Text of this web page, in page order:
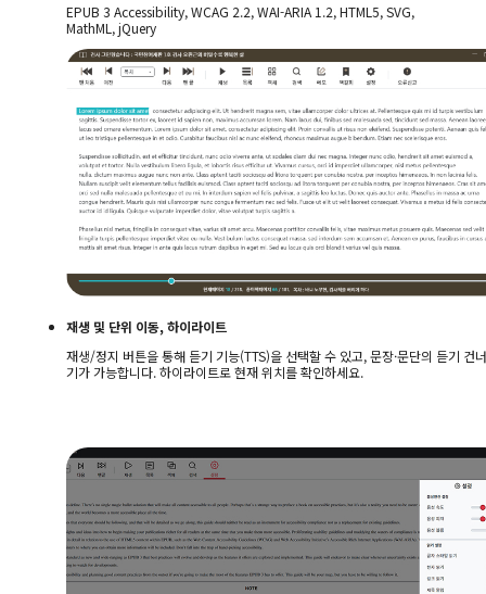
EPUB 3 Accessibility, WCAG 2.2, WAI-ARIA 1.2, HTML5, SVG,
MathML, jQuery
재생 및 단위 이동, 하이라이트
재생/정지 버튼을 통해 듣기 기능(TTS)을 선택할 수 있고, 문장·문단의 듣기 건
기가 가능합니다. 하이라이트로 현재 위치를 확인하세요.